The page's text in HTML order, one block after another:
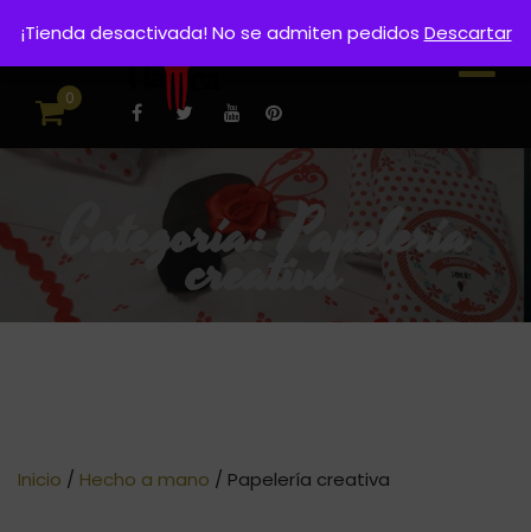
0
Categoría:Papelería
creativa
Inicio / Hecho a mano / Papelería creativa
¡Tienda desactivada! No se admiten pedidos Descartar